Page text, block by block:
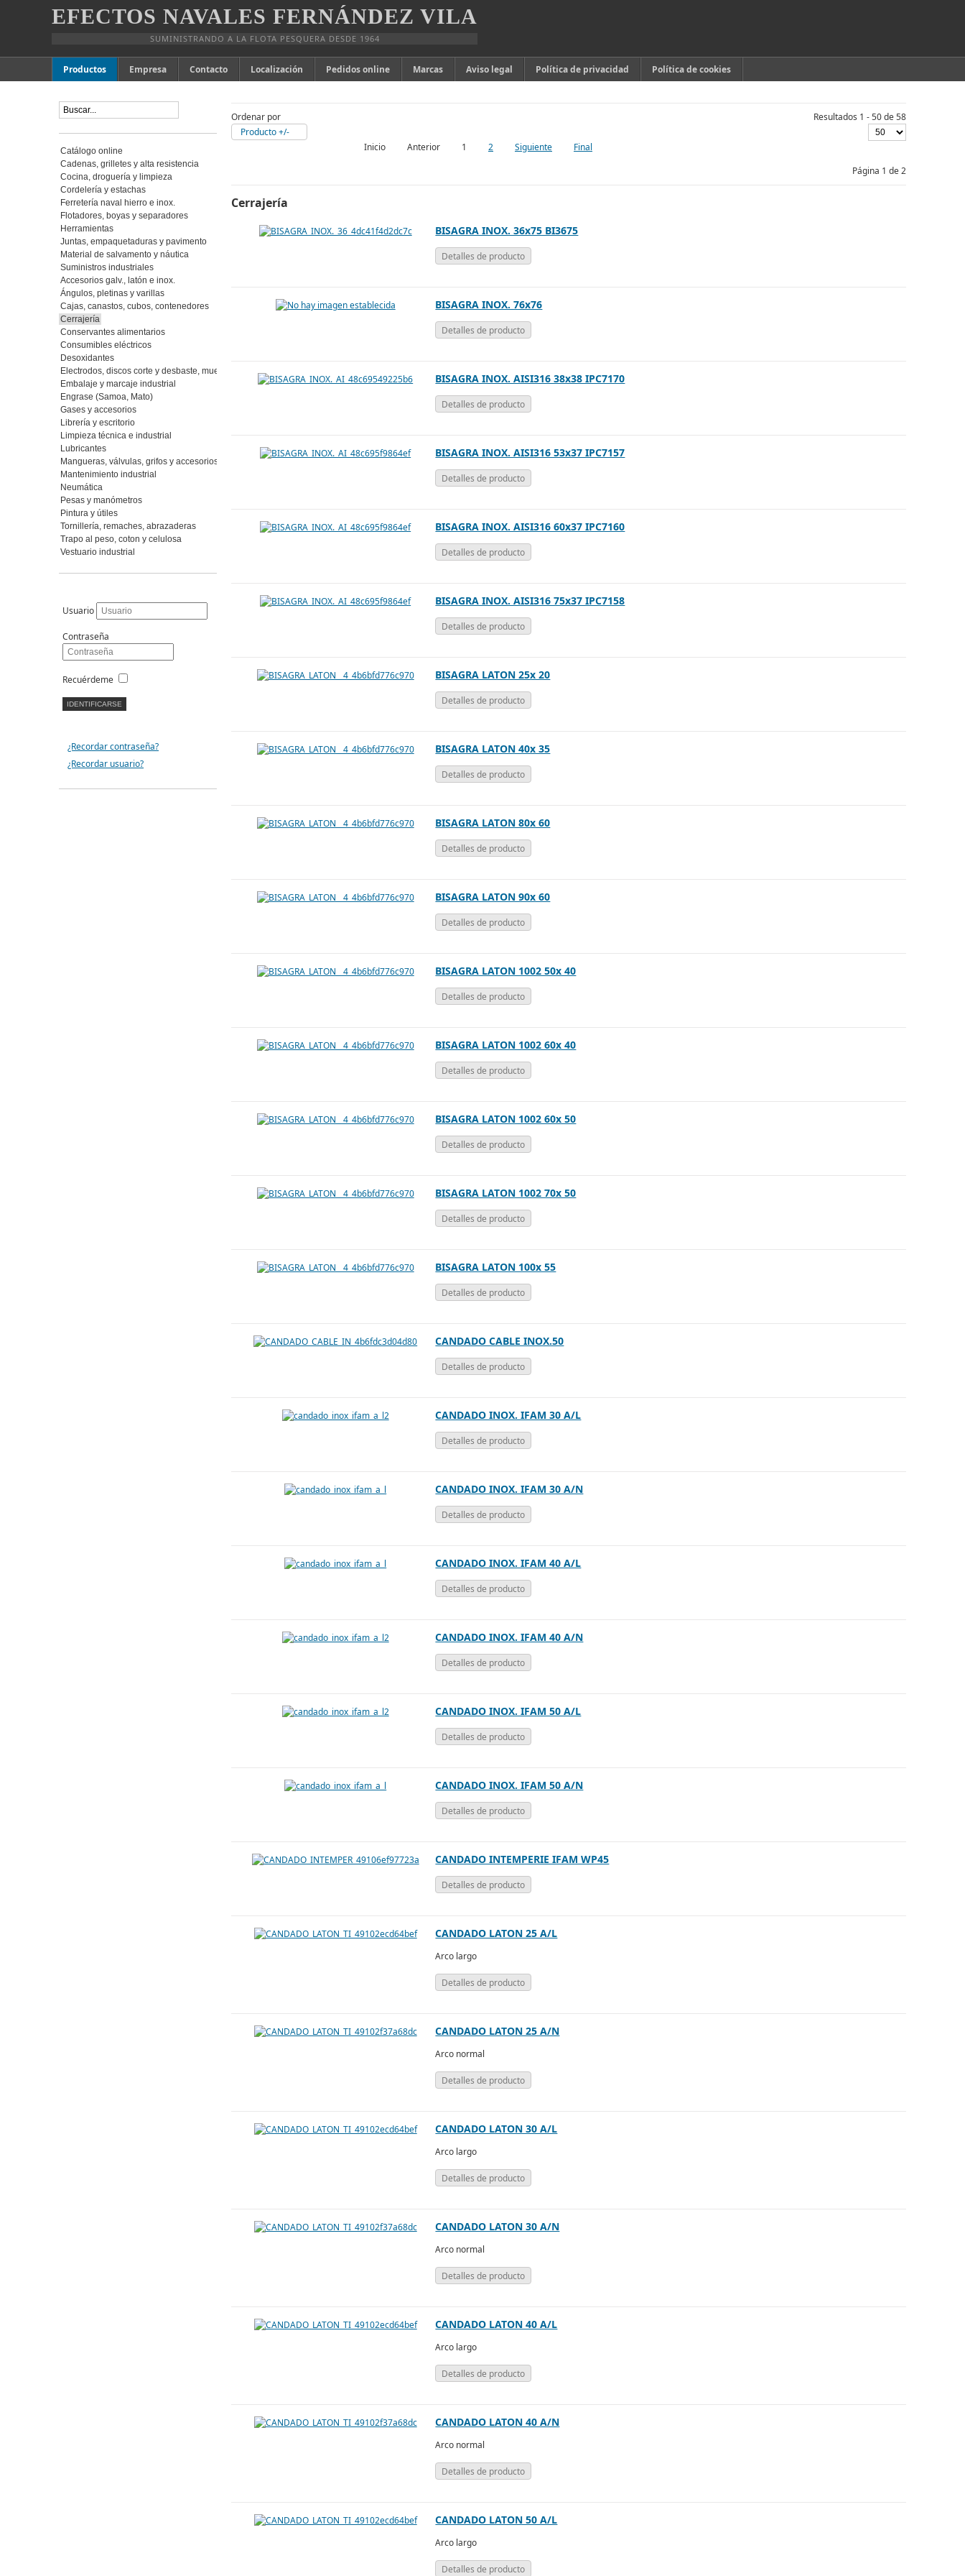
EFECTOS NAVALES FERNÁNDEZ VILA
SUMINISTRANDO A LA FLOTA PESQUERA DESDE 1964
Productos Empresa Contacto Localización Pedidos online Marcas Aviso legal Política de privacidad Política de cookies
Ordenar por
Producto +/-
Resultados 1 - 50 de 58
Inicio Anterior 1 2 Siguiente
Final
Página 1 de 2
Cerrajería
BISAGRA INOX. 36x75 BI3675
Detalles de producto
BISAGRA INOX. 76x76
Detalles de producto
BISAGRA INOX. AISI316 38x38 IPC7170
Detalles de producto
BISAGRA INOX. AISI316 53x37 IPC7157
Detalles de producto
BISAGRA INOX. AISI316 60x37 IPC7160
Detalles de producto
BISAGRA INOX. AISI316 75x37 IPC7158
Detalles de producto
BISAGRA LATON 25x 20
Detalles de producto
BISAGRA LATON 40x 35
Detalles de producto
BISAGRA LATON 80x 60
Detalles de producto
BISAGRA LATON 90x 60
Detalles de producto
BISAGRA LATON 1002 50x 40
Detalles de producto
BISAGRA LATON 1002 60x 40
Detalles de producto
BISAGRA LATON 1002 60x 50
Detalles de producto
BISAGRA LATON 1002 70x 50
Detalles de producto
BISAGRA LATON 100x 55
Detalles de producto
CANDADO CABLE INOX.50
Detalles de producto
CANDADO INOX. IFAM 30 A/L
Detalles de producto
CANDADO INOX. IFAM 30 A/N
Detalles de producto
CANDADO INOX. IFAM 40 A/L
Detalles de producto
CANDADO INOX. IFAM 40 A/N
Detalles de producto
CANDADO INOX. IFAM 50 A/L
Detalles de producto
CANDADO INOX. IFAM 50 A/N
Detalles de producto
CANDADO INTEMPERIE IFAM WP45
Detalles de producto
CANDADO LATON 25 A/L
Arco largo
Detalles de producto
CANDADO LATON 25 A/N
Arco normal
Detalles de producto
CANDADO LATON 30 A/L
Arco largo
Detalles de producto
CANDADO LATON 30 A/N
Arco normal
Detalles de producto
CANDADO LATON 40 A/L
Arco largo
Detalles de producto
CANDADO LATON 40 A/N
Arco normal
Detalles de producto
CANDADO LATON 50 A/L
Arco largo
Detalles de producto
Catálogo online
Cadenas, grilletes y alta resistencia
Cocina, droguería y limpieza
Cordelería y estachas
Ferretería naval hierro e inox.
Flotadores, boyas y separadores
Herramientas
Juntas, empaquetaduras y pavimento
Material de salvamento y náutica
Suministros industriales
Accesorios galv., latón e inox.
Ángulos, pletinas y varillas
Cajas, canastos, cubos, contenedores
Cerrajería
Conservantes alimentarios
Consumibles eléctricos
Desoxidantes
Electrodos, discos corte y desbaste, muelas y piedras, abrasivos flexibles
Embalaje y marcaje industrial
Engrase (Samoa, Mato)
Gases y accesorios
Librería y escritorio
Limpieza técnica e industrial
Lubricantes
Mangueras, válvulas, grifos y accesorios
Mantenimiento industrial
Neumática
Pesas y manómetros
Pintura y útiles
Tornillería, remaches, abrazaderas
Trapo al peso, coton y celulosa
Vestuario industrial
Usuario
Contraseña
Recuérdeme
¿Recordar contraseña?
¿Recordar usuario?